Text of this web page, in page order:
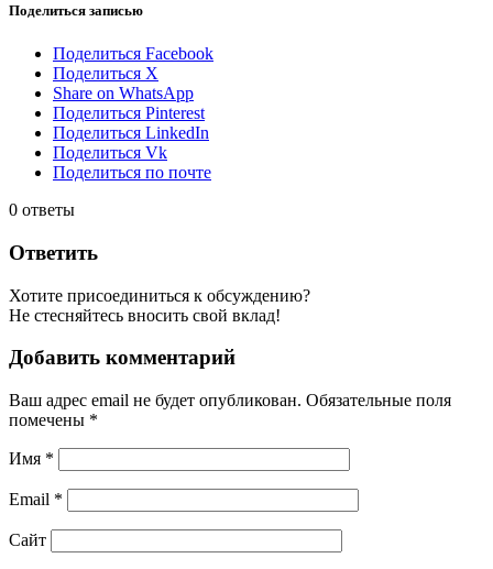
Поделиться записью
Поделиться Facebook
Поделиться X
Share on WhatsApp
Поделиться Pinterest
Поделиться LinkedIn
Поделиться Vk
Поделиться по почте
0 ответы
Ответить
Хотите присоединиться к обсуждению?
Не стесняйтесь вносить свой вклад!
Добавить комментарий
Ваш адрес email не будет опубликован. Обязательные поля
помечены *
Имя *
Email *
Сайт